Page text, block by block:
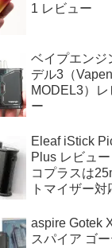
1 レビュー
ベイプエンジ
デル3（
MODEL3）レ
ー
Eleaf iStick
Plus レビュ
コプラスは
トマイザー対
化！！
aspire Gotek
スパイア ゴ